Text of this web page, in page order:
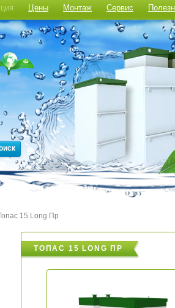
Цены Монтаж Сервис
15 Long Пр
ТОПАС 15 LONG ПР